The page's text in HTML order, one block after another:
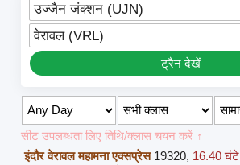
उज्जैन जंक्शन (UJN)
वेरावल (VRL)
ट्रैन देखें
सीट उपलब्धता लिए तिथि/क्लास चयन करें ↑
इंदौर वेरावल महामना एक्सप्रेस 19320, 16.40 घंटे